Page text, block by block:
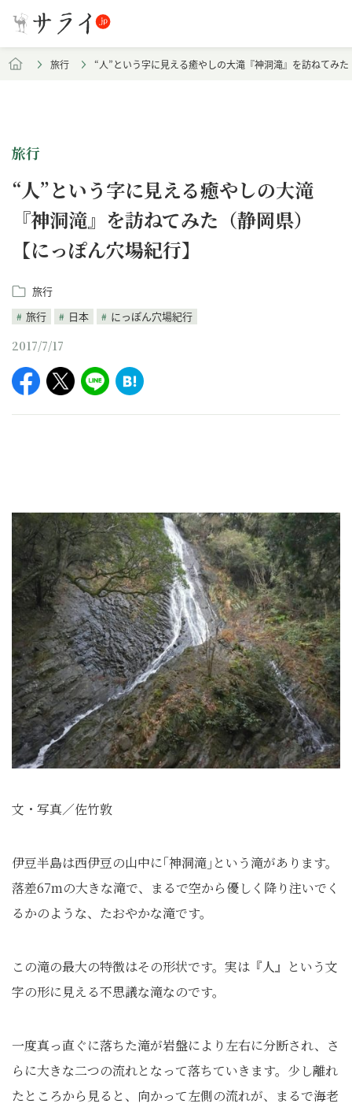
旅行 “人”という字に見える癒やしの大滝『神洞滝』を訪ねてみ
旅行
“人”という字に見える癒やしの大滝
『神洞滝』を訪ねてみた（静岡県）
【にっぽん穴場紀行】
旅行
旅行
日本 にっぽん穴場紀行
2017/7/17
文・写真／佐竹敦
伊豆半島は西伊豆の山中に｢神洞滝｣という滝があります。
落差67mの大きな滝で、まるで空から優しく降り注いでく
るかのような、たおやかな滝です。
この滝の最大の特徴はその形状です。実は『人』という文
字の形に見える不思議な滝なのです。
一度真っ直ぐに落ちた滝が岩盤により左右に分断され、さ
らに大きな二つの流れとなって落ちていきます。少し離れ
たところから見ると、向かって左側の流れが、まるで海老